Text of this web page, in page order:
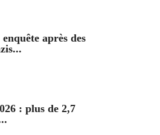
après des
: plus de 2,7